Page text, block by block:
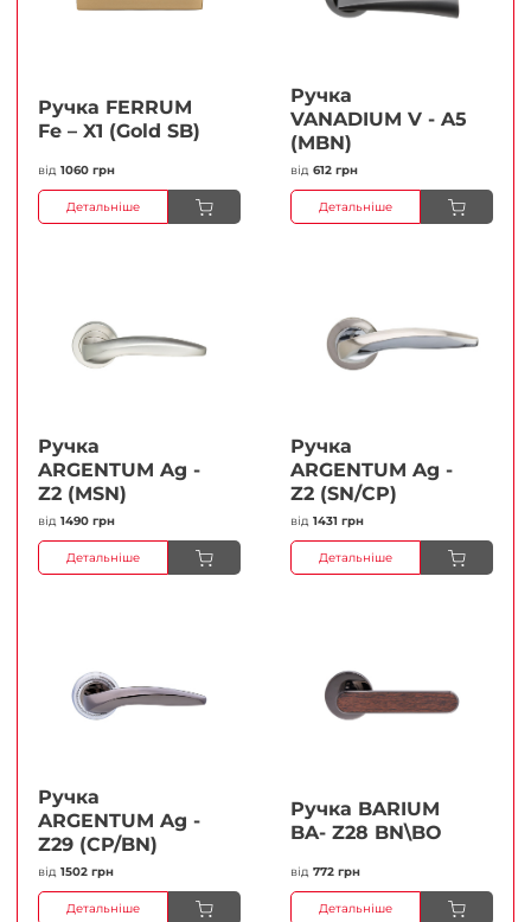
Ручка FERRUМ
Fe – X1 (Gold SB)
від 1060 грн
Детальніше
Ручка
VANADIUM V - A5
(MBN)
від 612 грн
Детальніше
Ручка
ARGENTUM Ag -
Z2 (MSN)
від 1490 грн
Детальніше
Ручка
ARGENTUM Ag -
Z2 (SN/CP)
від 1431 грн
Детальніше
Ручка
ARGENTUM Ag -
Z29 (CP/BN)
від 1502 грн
Детальніше
Ручка BARIUM
BA- Z28 BN\BO
від 772 грн
Детальніше